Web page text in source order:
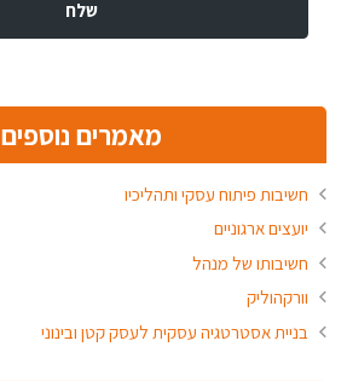
מאמרים נוספים
חשיבות פיתוח עסקי ותהליכיו
יועצים ארגוניים
חשיבותו של מנהל
וורקהוליק
בניית אסטרטגיה עסקית לעסק קטן ובינוני